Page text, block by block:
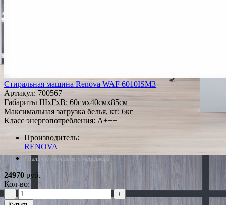
Стиральная машина Renova WAF 6010ISM3
Артикул: 700567
Габариты ШxГxВ: 60смx40смx85см
Максимальная загрузка белья, кг: 6кг
Класс энергопотребления: A+++
Производитель:
RENOVA
*Наличие уточняйте у менеджера
24970 руб.
Кол-во:
−
+